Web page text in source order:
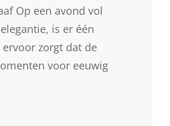
Op een avond vol
is er één
zorgt dat de
voor eeuwig